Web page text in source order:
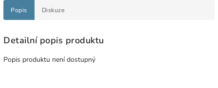
Popis Diskuze
Detailní popis produktu
Popis produktu není dostupný